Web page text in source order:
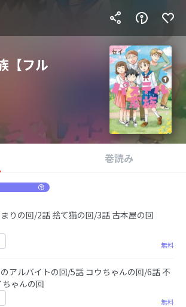
【フル
巻読み
りの回/2話 捨て猫の回/3話 古本屋の回
無料
アルバイトの回/5話 コウちゃんの回/6話 不
ゃんの回
無料